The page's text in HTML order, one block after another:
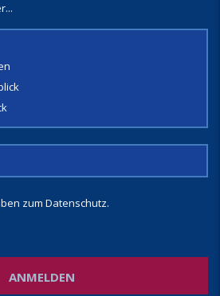
zum Datenschutz.